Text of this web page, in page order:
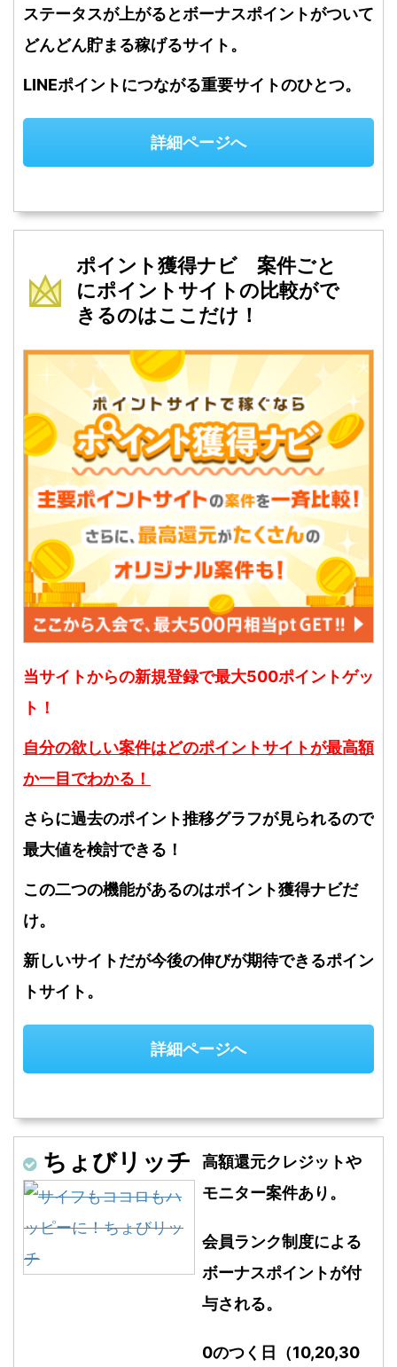
ステータスが上がるとボーナスポイントがついて
どんどん貯まる稼げるサイト。
LINEポイントにつながる重要サイトのひとつ。
詳細ページへ
ポイント獲得ナビ 案件ごと
にポイントサイトの比較がで
きるのはここだけ！
当サイトからの新規登録で最大500ポイントゲッ
ト！
自分の欲しい案件はどのポイントサイトが最高額
か一目でわかる！
さらに過去のポイント推移グラフが見られるので
最大値を検討できる！
この二つの機能があるのはポイント獲得ナビだ
け。
新しいサイトだが今後の伸びが期待できるポイン
トサイト。
詳細ページへ
ちょびリッチ
高額還元クレジットや
モニター案件あり。
会員ランク制度による
ボーナスポイントが付
与される。
0のつく日（10,20,30